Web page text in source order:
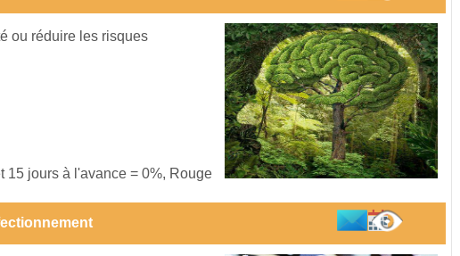
ou réduire les risques
15 jours à l'avance = 0%, Rouge